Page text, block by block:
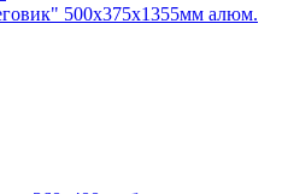
500х375х1355мм алюм.